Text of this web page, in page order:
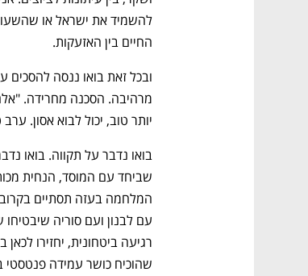
החיים בין האזעקות.
יותר טוב, יכול לבוא אסון.